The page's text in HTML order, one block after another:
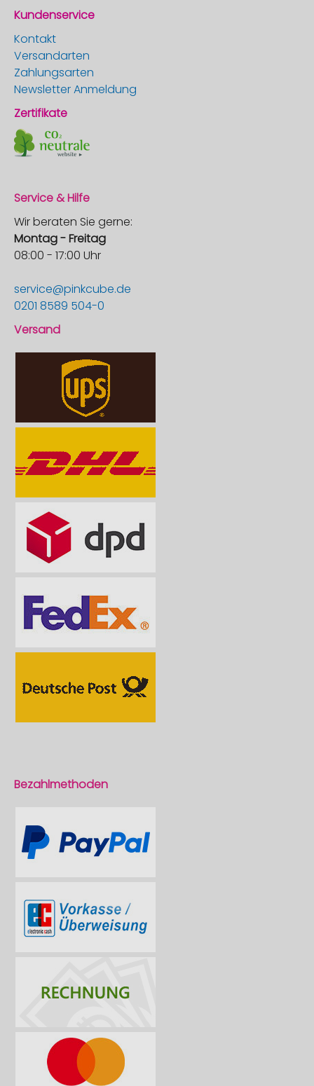
Kundenservice
Kontakt
Versandarten
Zahlungsarten
Newsletter Anmeldung
Zertifikate
Service & Hilfe
Wir beraten Sie gerne:
Montag - Freitag
08:00 - 17:00 Uhr
service@pinkcube.de
0201 8589 504-0
Versand
Bezahlmethoden